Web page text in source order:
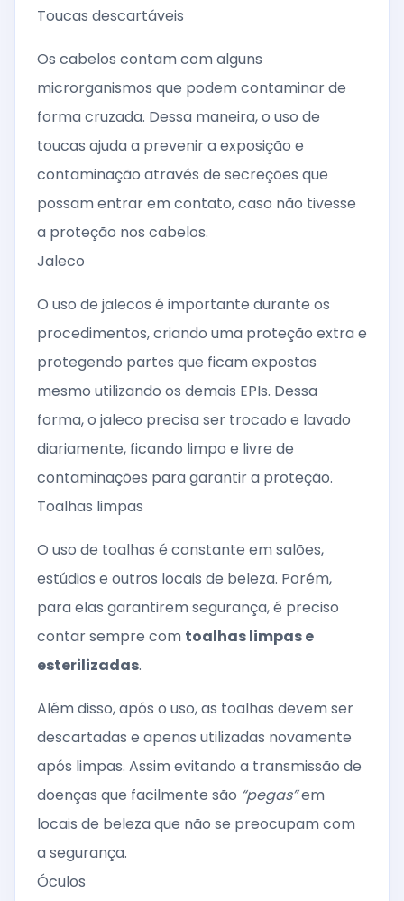
Toucas descartáveis
Os cabelos contam com alguns
microrganismos que podem contaminar de
forma cruzada. Dessa maneira, o uso de
toucas ajuda a prevenir a exposição e
contaminação através de secreções que
possam entrar em contato, caso não tivesse
a proteção nos cabelos.
Jaleco
O uso de jalecos é importante durante os
procedimentos, criando uma proteção extra e
protegendo partes que ficam expostas
mesmo utilizando os demais EPIs. Dessa
forma, o jaleco precisa ser trocado e lavado
diariamente, ficando limpo e livre de
contaminações para garantir a proteção.
Toalhas limpas
O uso de toalhas é constante em salões,
estúdios e outros locais de beleza. Porém,
para elas garantirem segurança, é preciso
contar sempre com toalhas limpas e
esterilizadas.
Além disso, após o uso, as toalhas devem ser
descartadas e apenas utilizadas novamente
após limpas. Assim evitando a transmissão de
doenças que facilmente são “pegas”em
locais de beleza que não se preocupam com
a segurança.
Óculos